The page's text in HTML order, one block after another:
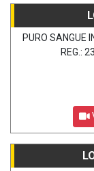
PURO SANGUE
REG.: